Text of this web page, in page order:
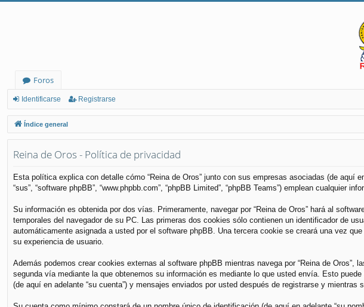
Foros
Identificarse Registrarse
Índice general
Reina de Oros - Política de privacidad
Esta política explica con detalle cómo “Reina de Oros” junto con sus empresas asociadas (de aquí
“sus”, “software phpBB”, “www.phpbb.com”, “phpBB Limited”, “phpBB Teams”) emplean cualquier
Su información es obtenida por dos vías. Primeramente, navegar por “Reina de Oros” hará al
temporales del navegador de su PC. Las primeras dos cookies sólo contienen un identificador de
automáticamente asignada a usted por el software phpBB. Una tercera cookie se creará una vez
su experiencia de usuario.
Además podemos crear cookies externas al software phpBB mientras navega por “Reina de
segunda vía mediante la que obtenemos su información es mediante lo que usted envía. Esto
(de aquí en adelante “su cuenta”) y mensajes enviados por usted después de registrarse y mientras